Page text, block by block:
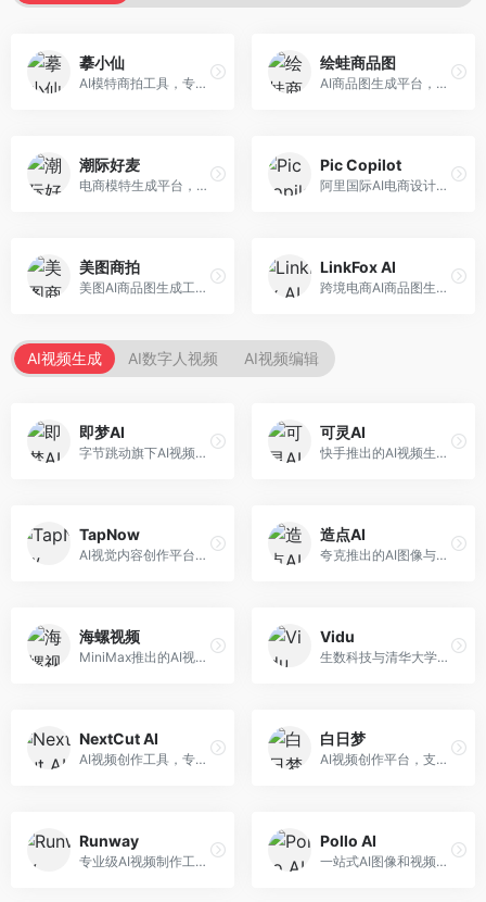
摹小仙
AI模特商拍工具，专注于服装电商。面向服装电商卖家，提供虚拟模特试穿、商品展示图生成等服务，模特形象多样，拍摄成本低。
绘蛙商品图
AI商品图生成平台，支持模特换装和场景生成。面向电商卖家，提供商品上身效果展示、场景化商品图生成等服务，电商营销效果显著。
潮际好麦
电商模特生成平台，支持AI虚拟模特创作。面向服装和配饰电商，提供模特试穿、商品展示、营销素材生成等服务，模特形象可定制。
Pic Copilot
阿里国际AI电商设计工具，专注于跨境电商。面向跨境电商卖家，提供商品图优化、营销海报生成、多语言适配等服务，海外市场适配性强。
美图商拍
美图AI商品图生成工具，整合美图生态。面向电商卖家，提供商品图美化、模特替换、场景生成等服务，移动端操作便捷。
LinkFox AI
跨境电商AI商品图生成工具。面向跨境电商卖家，支持多语言商品图生成、模特替换、场景优化等服务，适配海外电商平台需求。
AI视频生成 AI数字人视频 AI视频编辑
即梦AI
字节跳动旗下AI视频创作平台，支持多模态内容生成。面向内容创作者和营销人员，提供文生视频、图生视频、智能剪辑等功能，中文理解能力强，创作效率高。
可灵AI
快手推出的AI视频生成平台，支持文生视频和图生视频，可生成长达2分钟的高质量视频内容。面向短视频创作者和营销人员，操作简便，生成效果逼真，适合商业推广和创意表达。
TapNow
AI视觉内容创作平台，整合图像与视频生成能力。面向内容创作者，提供文生图、文生视频、智能编辑等服务，创作工具丰富，一站式体验便捷。
造点AI
夸克推出的AI图像与视频创作平台。面向普通用户和内容创作者，提供文生图、文生视频等功能，操作简便，与夸克生态深度整合。
海螺视频
MiniMax推出的AI视频生成工具，支持高质量视频创作。面向内容创作者，提供文生视频、视频编辑等功能，生成速度快，视频效果自然流畅。
Vidu
生数科技与清华大学联合研发的AI视频生成大模型。面向视频创作者和内容生产者，支持文生视频、图生视频，视频质量高，物理运动理解准确，国产视频生成领先工具。
NextCut AI
AI视频创作工具，专注于智能剪辑和视频生成。面向视频创作者，提供智能剪辑、视频生成、特效添加等功能，剪辑效率高，适合快节奏内容生产。
白日梦
AI视频创作平台，支持生成长达50分钟的长视频内容。面向长视频创作者和内容生产者，支持故事视频生成、视频编辑等功能，适合叙事性内容创作。
Runway
专业级AI视频制作工具，支持视频生成与编辑。面向影视制作人和创意工作者，提供文生视频、视频编辑、绿幕抠像等专业功能，视频处理能力强，适合专业创作场景。
Pollo AI
一站式AI图像和视频创作平台，整合多种生成工具。面向内容创作者，提供文生图、文生视频、视频编辑等服务，创作工具全面，一站式体验便捷。